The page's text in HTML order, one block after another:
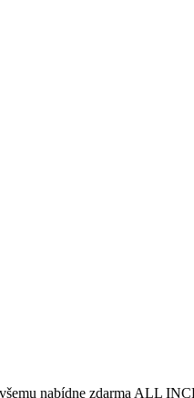
nabídne zdarma ALL